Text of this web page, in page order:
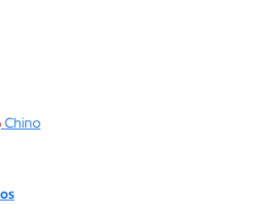
Chino